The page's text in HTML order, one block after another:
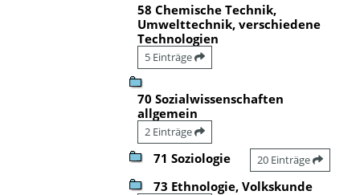
58 Chemische Technik,
Umwelttechnik, verschiedene
Technologien
5 Einträge
70 Sozialwissenschaften
allgemein
2 Einträge
71 Soziologie 20 Einträge
73 Ethnologie, Volkskunde